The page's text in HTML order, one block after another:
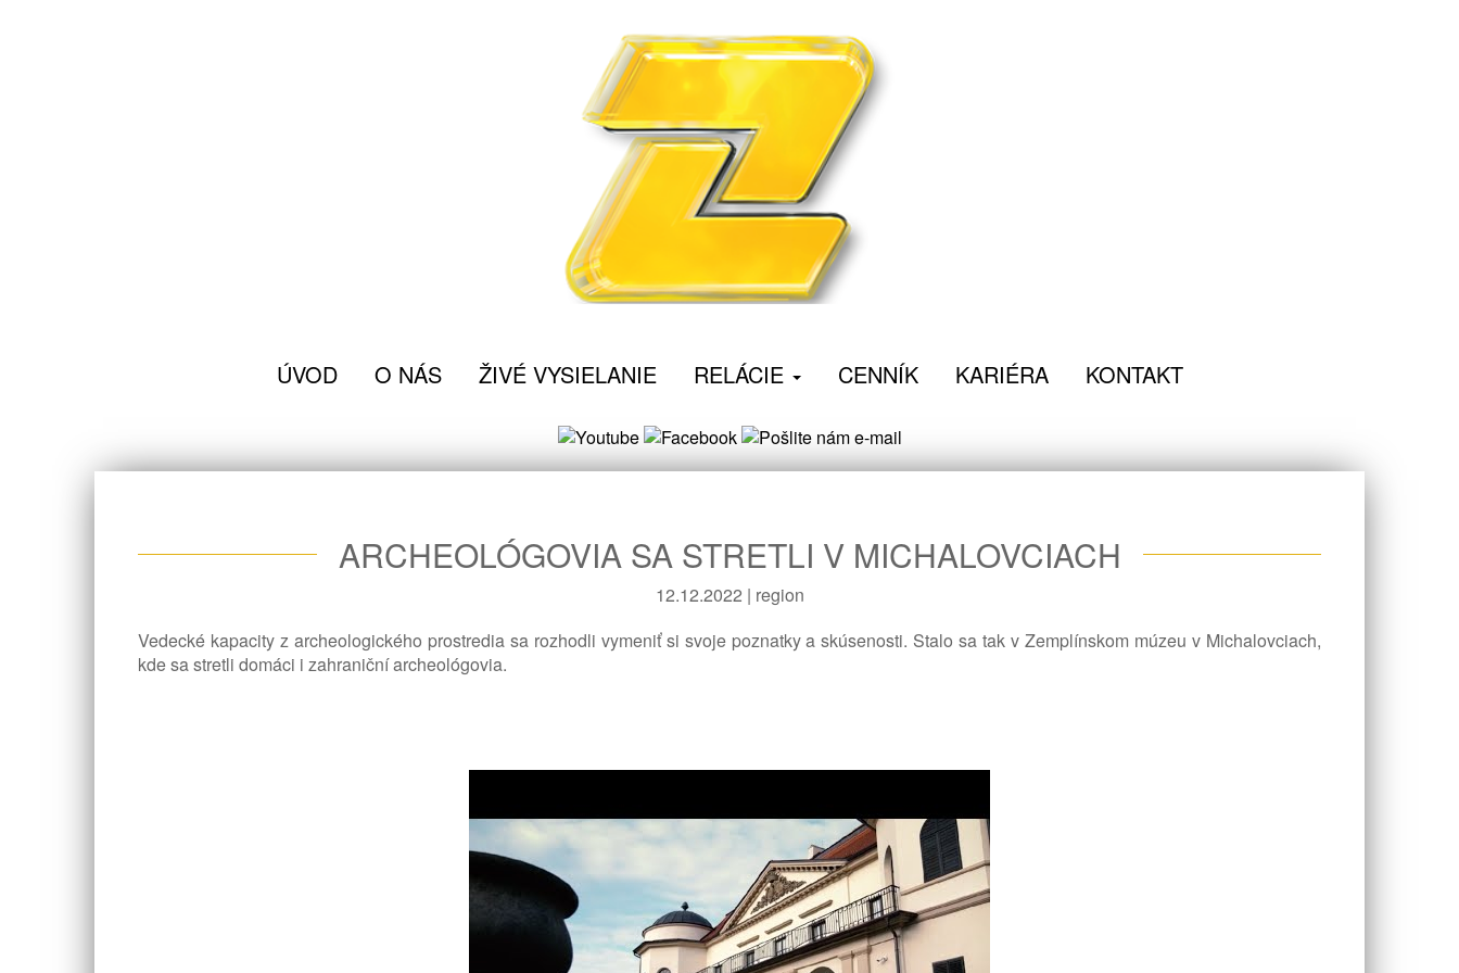
ÚVOD O NÁS ŽIVÉ VYSIELANIE RELÁCIE CENNÍK KARIÉRA KONTAKT
ARCHEOLÓGOVIA SA STRETLI V MICHALOVCIACH
12.12.2022 | region
Vedecké kapacity z archeologického prostredia sa rozhodli vymeniť si svoje poznatky a skúsenosti. Stalo sa tak v Zemplínskom múzeu v Michalovciach,
kde sa stretli domáci i zahraniční archeológovia.